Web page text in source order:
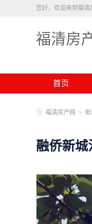
您好，欢迎来到福清
福清房
首页
福清房产网 > 新
融侨新城